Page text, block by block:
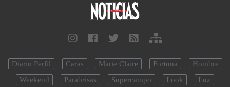
Diario Perfil Caras Marie Claire Fortuna
Hombre
Weekend
Parabrisas Supercampo Look Luz